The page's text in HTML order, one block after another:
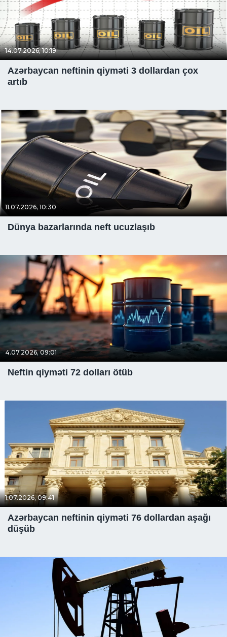
14.07.2026, 10:19
Azərbaycan neftinin qiyməti 3 dollardan çox
artıb
11.07.2026, 10:30
Dünya bazarlarında neft ucuzlaşıb
4.07.2026, 09:01
Neftin qiyməti 72 dolları ötüb
1.07.2026, 09:41
Azərbaycan neftinin qiyməti 76 dollardan aşağı
düşüb